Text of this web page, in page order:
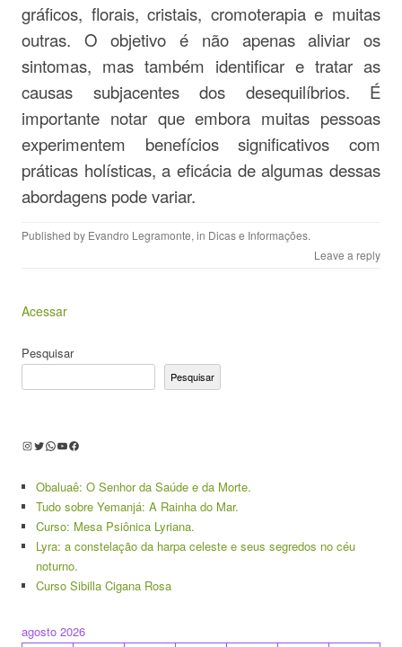
gráficos, florais, cristais, cromoterapia e muitas
outras. O objetivo é não apenas aliviar os
sintomas, mas também identificar e tratar as
causas subjacentes dos desequilíbrios. É
importante notar que embora muitas pessoas
experimentem benefícios significativos com
práticas holísticas, a eficácia de algumas dessas
abordagens pode variar.
Published by Evandro Legramonte, in Dicas e Informações.
Leave a reply
Acessar
Pesquisar
Pesquisar
Instagram
Twitter
WhatsApp
Youtube
Facebook
Obaluaê: O Senhor da Saúde e da Morte.
Tudo sobre Yemanjá: A Rainha do Mar.
Curso: Mesa Psiônica Lyriana.
Lyra: a constelação da harpa celeste e seus segredos no céu
noturno.
Curso Sibilla Cigana Rosa
agosto 2026